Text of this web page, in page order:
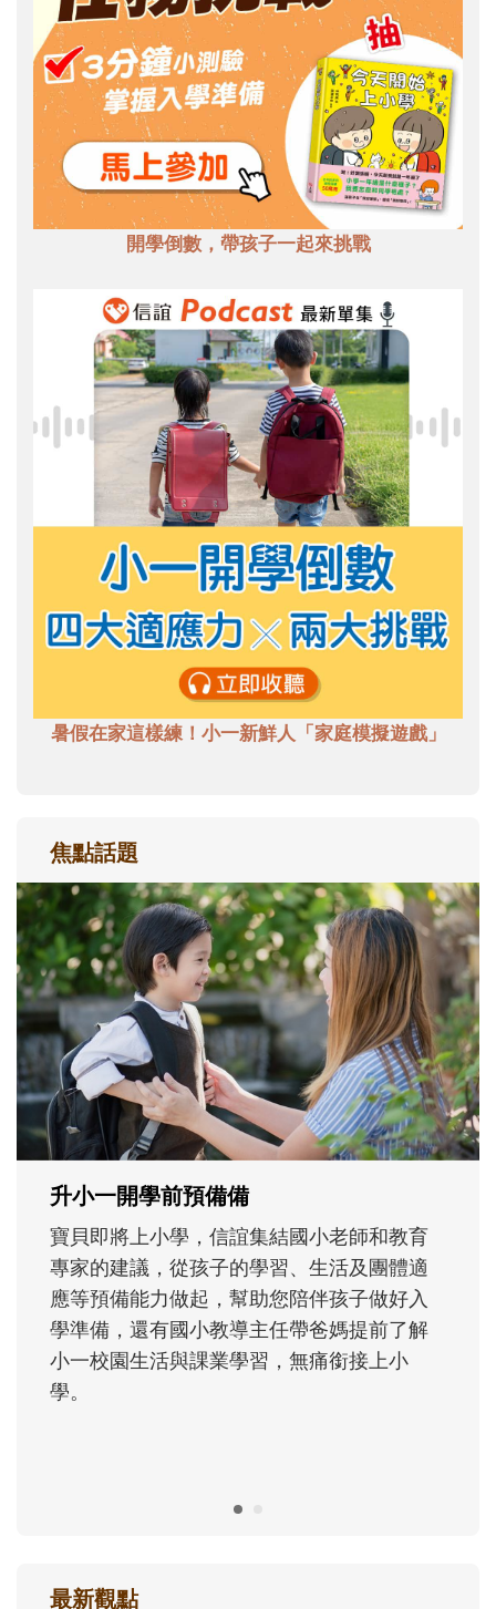
開學倒數，帶孩子一起來挑戰
暑假在家這樣練！小一新鮮人「家庭模擬遊戲」
焦點話題
和孩子一起長大的那個男人│讀懂父親的
不同模樣
沒有人天生就擅長當爸爸！男人總是在一次
次「前所未有」的體驗中，跟著孩子一起長
大。從給予安全感的肢體遊戲，到獨立自
主、角色認同及解決問題的能力養成。爸爸
正嘗試用不同的模樣，參與孩子每個重要的
最新觀點